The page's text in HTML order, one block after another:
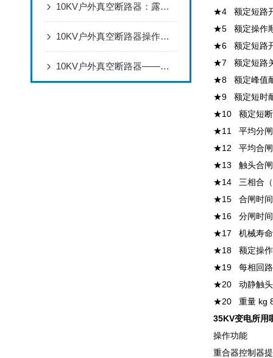
10KV户外真空断路器：露天用不怕风吹雨打，配电线路断电合闸超可靠
10KV户外真空断路器操作全流程：安装调试、分合闸操作与状态检查
10KV户外真空断路器——保障电力系统可靠供电的重要设备
★4 额定短路
★5 额定操作
★6 额定短路
★7 额定短路
★8 额定峰值
★9 额定短时
★10 额定短断
★11 平均分闸
★12 平均合
★13 触头合闸
★14 三相合（
★15 合闸时
★16 分闸时
★17 机械寿
★18 额定操作
★19 每相回路
★20 动静触头
★20 重量 kg
35KV变电所用
操作功能
重合器控制器